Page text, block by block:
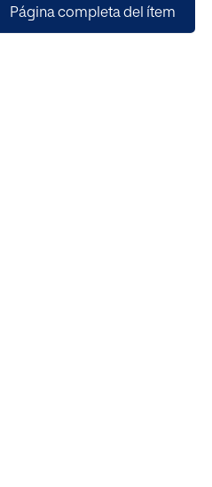
los riesgos de las nuevas
Página completa del ítem